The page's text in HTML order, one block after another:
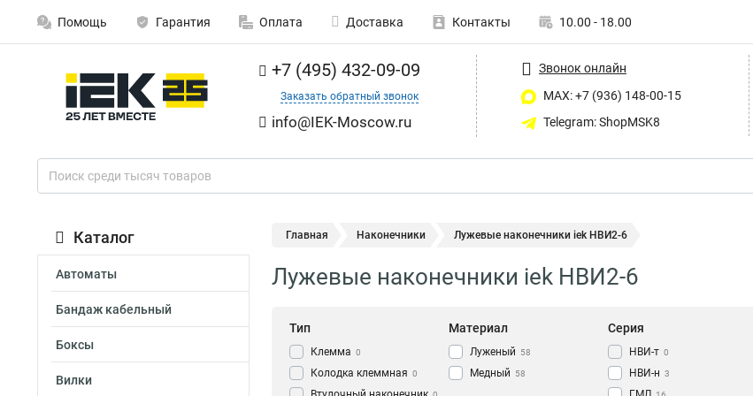
Помощь Гарантия Оплата Доставка Контакты 10.00 - 18.00
+7 (495) 432-09-09
Заказать обратный звонок
info@IEK-Moscow.ru
Звонок онлайн
MAX: +7 (936) 148-00-15
Telegram: ShopMSK8
Каталог
Автоматы
Бандаж кабельный
Боксы
Вилки
Главная Наконечники Лужевые наконечники iek НBИ2-6
Лужевые наконечники iek НBИ2-6
Тип
Клемма 0
Колодка клеммная 0
Материал
Луженый 58
Медный 58
Серия
НВИ-т 0
НВИ-н 3